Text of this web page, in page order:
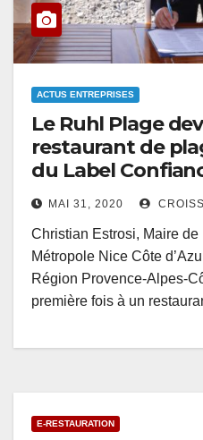
ACTUS ENTREPRISES
Le Ruhl Plage
restaurant de
du Label
MAI 31, 2020
Christian Estrosi, Maire
Métropole Nice Côte
Région Provence-Alpes-
première fois à un
E-RESTAURATION